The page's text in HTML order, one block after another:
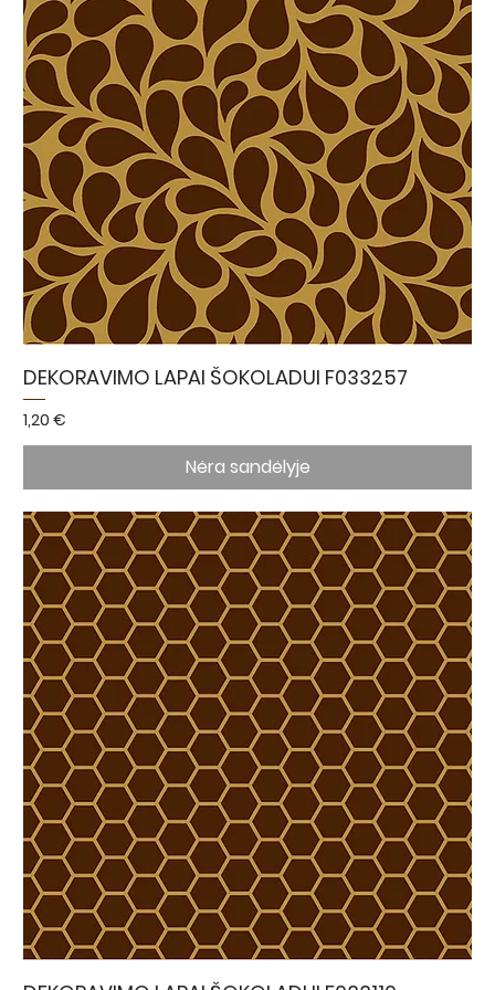
DEKORAVIMO LAPAI ŠOKOLADUI F033257
Kaina
1,20 €
Nėra sandėlyje